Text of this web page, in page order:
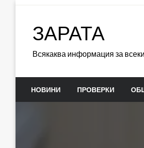
ЗАРАТА
Всякаква информация за всеки
НОВИНИ ПРОВЕРКИ